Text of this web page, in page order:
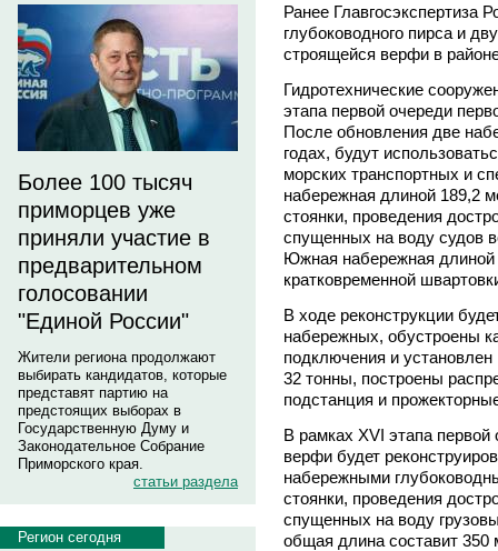
Более 100 тысяч
приморцев уже
приняли участие в
предварительном
голосовании
"Единой России"
Жители региона продолжают
выбирать кандидатов, которые
представят партию на
предстоящих выборах в
Государственную Думу и
Законодательное Собрание
Приморского края.
статьи раздела
Регион сегодня
Ранее Главгосэкспертиза
глубоководного пирса и
строящейся верфи в
Гидротехнические
этапа первой очереди
После обновления две
годах, будут
морских транспортных и
набережная длиной 189,2
стоянки, проведения
спущенных на воду судов
Южная набережная длиной
кратковременной
В ходе реконструкции
набережных, обустроены
подключения и
32 тонны, построены
подстанция и
В рамках XVI этапа первой
верфи будет
набережными
стоянки, проведения
спущенных на воду
общая длина составит 350